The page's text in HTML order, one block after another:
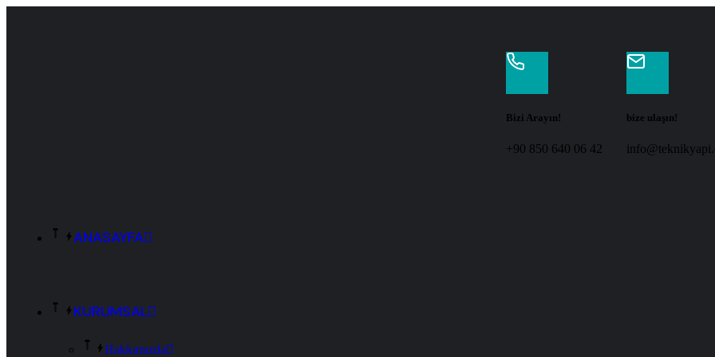
Bizi Arayın!
+90 850 640 06 42
bize ulaşın!
ANASAYFA
KURUMSAL
Hakkımızda